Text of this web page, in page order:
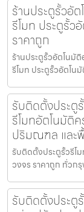
ร้านประตูรั้วอั
รีโมท ประตูรั้ว
ราคาถูก
ร้านประตูรั้วอัตโนมั
รีโมท ประตูรั้วอัตโน
รับติดตั้งประตู
รีโมทอัตโนมัติ
ปริมณฑล และ
รับติดตั้งประตูรั้วรีโ
วงจร ราคาถูก ทั่วก
รับติดตั้งประตู